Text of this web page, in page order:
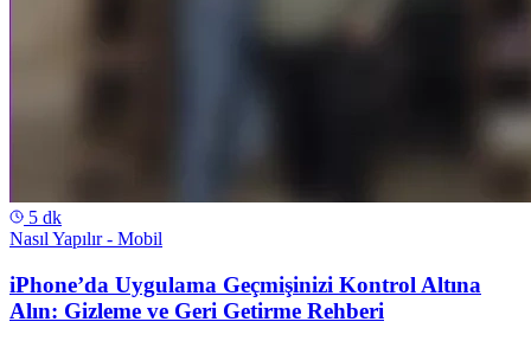
5 dk
Nasıl Yapılır - Mobil
iPhone’da Uygulama Geçmişinizi Kontrol Altına
Alın: Gizleme ve Geri Getirme Rehberi